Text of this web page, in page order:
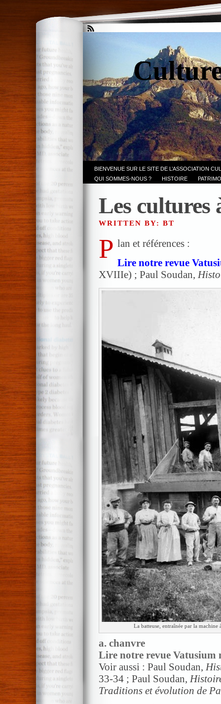
BIENVENUE SUR LE SITE DE L’ASSOCIATION
QUI SOMMES-NOUS ?
HISTOIRE
Les cultures
WRITTEN BY: BT
P lan et références :
Lire notre revue
XVIIIe) ; Paul Soudan,
La batteuse, entraînée par la
a. chanvre
Lire notre revue Vatusium
Voir aussi : Paul Soudan,
33-34 ; Paul Soudan,
Traditions et évolution de